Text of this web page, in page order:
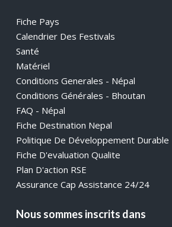
Fiche Pays
Calendrier Des Festivals
Santé
Matériel
Conditions Generales - Népal
Conditions Générales - Bhoutan
FAQ - Népal
Fiche Destination Nepal
Politique De Développement Durable
Fiche D'evaluation Qualite
Plan D'action RSE
Assurance Cap Assistance 24/24
Nous sommes inscrits dans